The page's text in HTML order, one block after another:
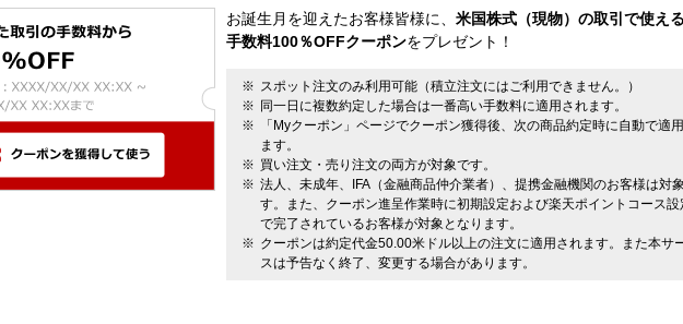
お誕生月を迎えたお客様皆様に、 米国株式（現物）の取引で使える
手数料100％OFFクーポンをプレゼント！
スポット注文のみ利用可能（積立注文にはご利用できません。）
同一日に複数約定した場合は一番高い手数料に適用されます。
「Myクーポン」ページでクーポン獲得後、次の商品約定時に自動で適
ます。
買い注文・売り注文の両方が対象です。
法人、未成年、IFA（金融商品仲介業者）、提携金融機関のお客様は対
す。また、クーポン進呈作業時に初期設定および楽天ポイントコース設
で完了されているお客様が対象となります。
クーポンは約定代金50.00米ドル以上の注文に適用されます。また本サ
スは予告なく終了、変更する場合があります。